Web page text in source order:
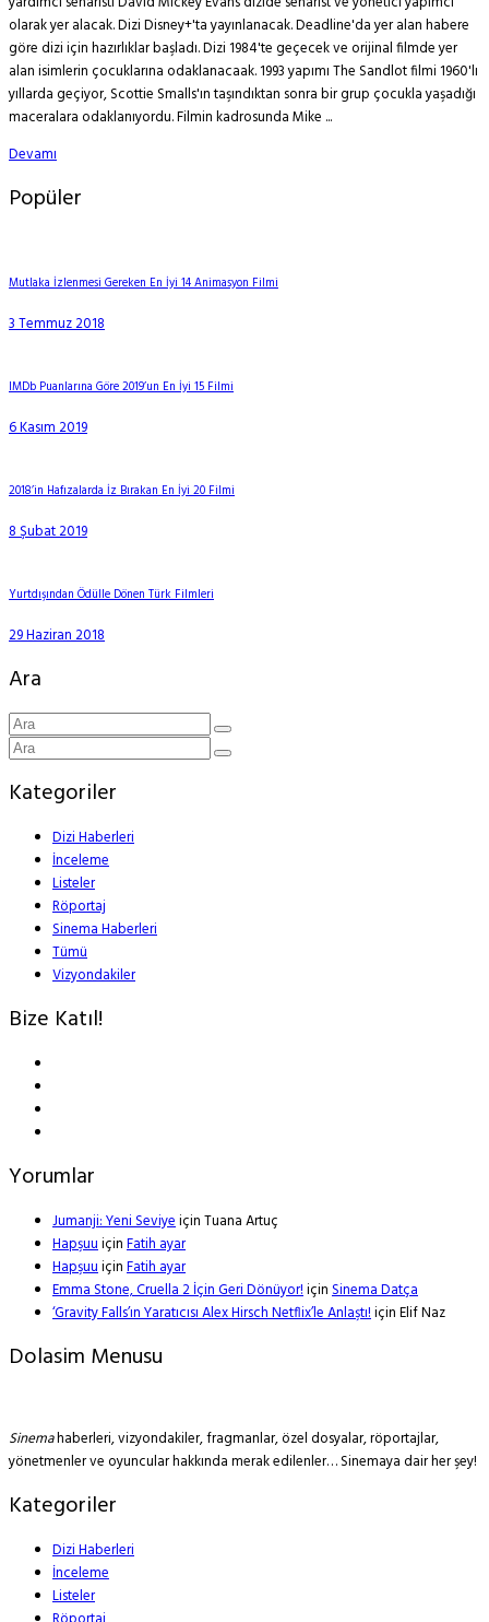
olarak yer alacak. Dizi Disney+'ta yayınlanacak. Deadline'da yer alan habere
göre dizi için hazırlıklar başladı. Dizi 1984'te geçecek ve orijinal filmde yer
alan isimlerin çocuklarına odaklanacaak. 1993 yapımı The Sandlot filmi 1960'lı
yıllarda geçiyor, Scottie Smalls'ın taşındıktan sonra bir grup çocukla yaşadığı
maceralara odaklanıyordu. Filmin kadrosunda Mike ...
Devamı
Popüler
Mutlaka İzlenmesi Gereken En İyi 14 Animasyon Filmi
3 Temmuz 2018
IMDb Puanlarına Göre 2019’un En İyi 15 Filmi
6 Kasım 2019
2018’in Hafızalarda İz Bırakan En İyi 20 Filmi
8 Şubat 2019
Yurtdışından Ödülle Dönen Türk Filmleri
29 Haziran 2018
Ara
Kategoriler
Dizi Haberleri
İnceleme
Listeler
Röportaj
Sinema Haberleri
Tümü
Vizyondakiler
Bize Katıl!
Yorumlar
Jumanji: Yeni SeviyeiçinTuana Artuç
HapşuuiçinFatih ayar
HapşuuiçinFatih ayar
Emma Stone, Cruella 2 İçin Geri Dönüyor!içinSinema Datça
‘Gravity Falls’ın Yaratıcısı Alex Hirsch Netflix’le Anlaştı!içinElif Naz
Dolasim Menusu
Sinemahaberleri, vizyondakiler, fragmanlar, özel dosyalar, röportajlar,
yönetmenler ve oyuncular hakkında merak edilenler… Sinemaya dair her şey!
Kategoriler
Dizi Haberleri
İnceleme
Listeler